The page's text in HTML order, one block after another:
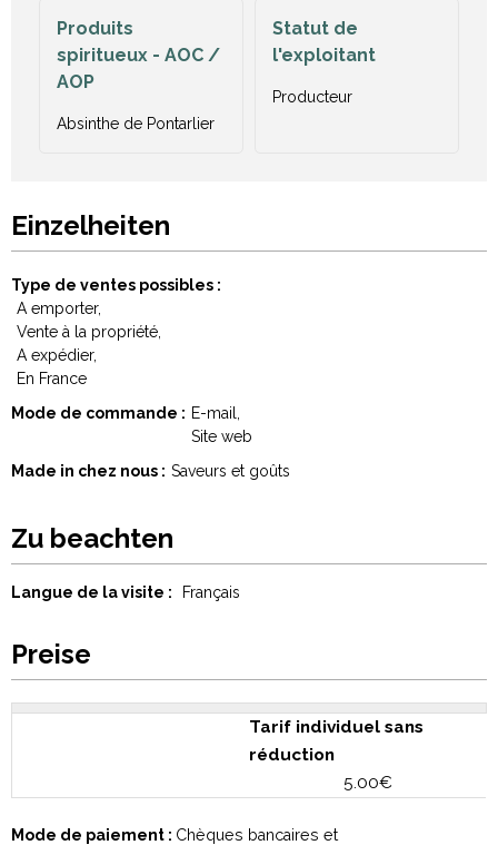
Produits
spiritueux - AOC /
AOP
Absinthe de Pontarlier
Statut de
l'exploitant
Producteur
Einzelheiten
Type de ventes possibles
A emporter
Vente à la propriété
A expédier
En France
Mode de commande
E-mail
Site web
Made in chez nous
Saveurs et goûts
Zu beachten
Langue de la visite : Français
Preise
Tarif individuel sans
réduction
5.00€
Mode de paiement : Chèques bancaires et